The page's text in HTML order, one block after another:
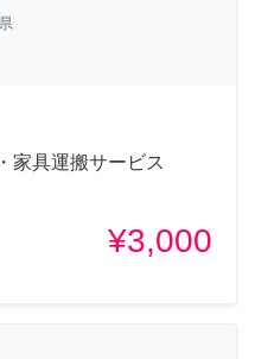
家具運搬サービス
¥3,000